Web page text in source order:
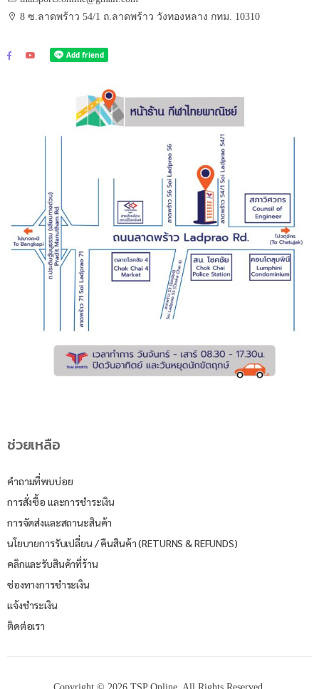
8 ซ.ลาดพร้าว 54/1 ถ.ลาดพร้าว วังทองหลาง กทม. 10310
ช่วยเหลือ
คำถามที่พบบ่อย
การสั่งซื้อ และการชำระเงิน
การจัดส่งและสถานะสินค้า
นโยบายการรับเปลี่ยน / คืนสินค้า (RETURNS & REFUNDS)
คลิกและรับสินค้าที่ร้าน
ช่องทางการชำระเงิน
แจ้งชำระเงิน
ติดต่อเรา